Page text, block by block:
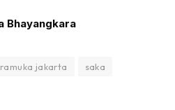
Bhayangkara
jakarta
saka